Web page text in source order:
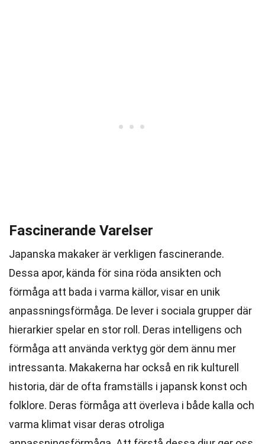
Fascinerande Varelser
Japanska makaker är verkligen fascinerande.
Dessa apor, kända för sina röda ansikten och
förmåga att bada i varma källor, visar en unik
anpassningsförmåga. De lever i sociala grupper där
hierarkier spelar en stor roll. Deras intelligens och
förmåga att använda verktyg gör dem ännu mer
intressanta. Makakerna har också en rik kulturell
historia, där de ofta framställs i japansk konst och
folklore. Deras förmåga att överleva i både kalla och
varma klimat visar deras otroliga